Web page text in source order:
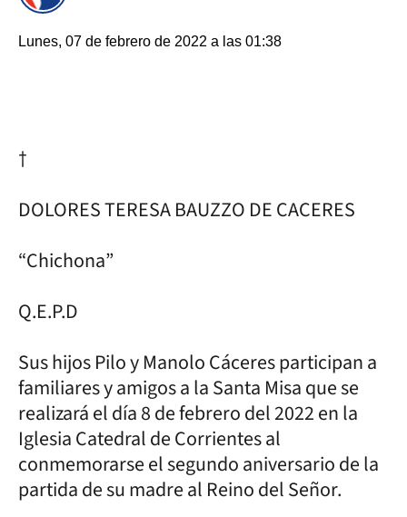
Lunes, 07 de febrero de 2022 a las 01:38
†
DOLORES TERESA BAUZZO DE CACERES
“Chichona”
Q.E.P.D
Sus hijos Pilo y Manolo Cáceres participan a
familiares y amigos a la Santa Misa que se
realizará el día 8 de febrero del 2022 en la
Iglesia Catedral de Corrientes al
conmemorarse el segundo aniversario de la
partida de su madre al Reino del Señor.